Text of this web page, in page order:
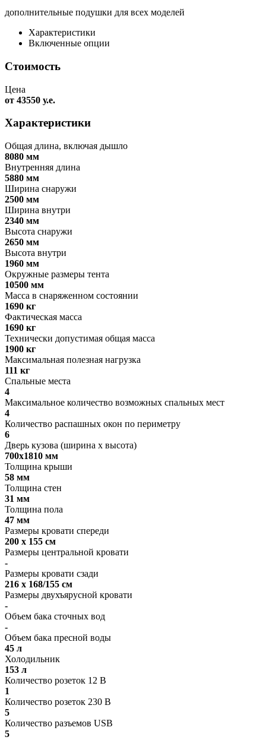
дополнительные подушки для всех моделей
Характеристики
Включенные опции
Стоимость
Цена
от 43550 у.е.
Характеристики
Общая длина, включая дышло
8080 мм
Внутренняя длина
5880 мм
Ширина снаружи
2500 мм
Ширина внутри
2340 мм
Высота снаружи
2650 мм
Высота внутри
1960 мм
Окружные размеры тента
10500 мм
Масса в снаряженном состоянии
1690 кг
Фактическая масса
1690 кг
Технически допустимая общая масса
1900 кг
Максимальная полезная нагрузка
111 кг
Спальные места
4
Максимальное количество возможных спальных мест
4
Количество распашных окон по периметру
6
Дверь кузова (ширина x высота)
700х1810 мм
Толщина крыши
58 мм
Толщина стен
31 мм
Толщина пола
47 мм
Размеры кровати спереди
200 x 155 см
Размеры центральной кровати
-
Размеры кровати сзади
216 x 168/155 см
Размеры двухъярусной кровати
-
Объем бака сточных вод
-
Объем бака пресной воды
45 л
Холодильник
153 л
Количество розеток 12 В
1
Количество розеток 230 В
5
Количество разъемов USB
5